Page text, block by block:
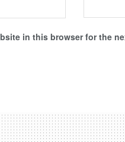
in this browser for the